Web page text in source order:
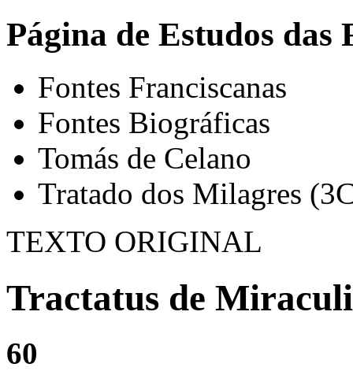
Página de Estudos das
Fontes Franciscanas
Fontes Biográficas
Tomás de Celano
Tratado dos Milagres
TEXTO ORIGINAL
Tractatus de
60